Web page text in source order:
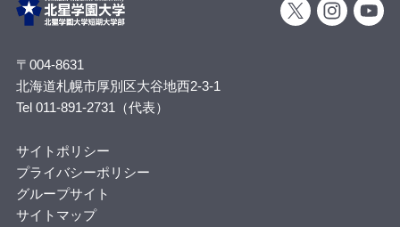
〒004-8631
北海道札幌市厚別区大谷地西2-3-1
Tel 011-891-2731（代表）
サイトポリシー
プライバシーポリシー
グループサイト
サイトマップ